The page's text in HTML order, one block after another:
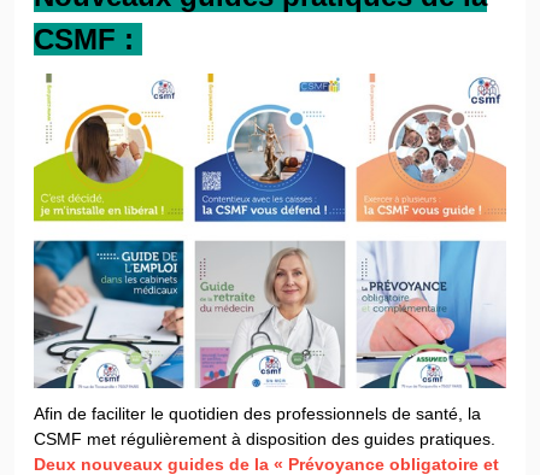
CSMF :
Afin de faciliter le quotidien des professionnels de santé, la
CSMF met régulièrement à disposition des guides pratiques.
Deux nouveaux guides de la « Prévoyance obligatoire et